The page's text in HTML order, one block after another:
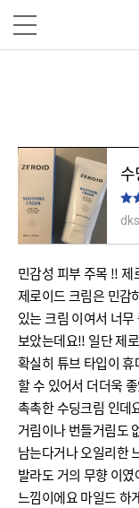
민감성 피부 주목 !!
제로이드 크림은 민감
있는 크림 이여서 너
보았는데요!! 일단 제
확실히 튜브 타입이
할 수 있어서 더더욱
촉촉한 수딩크림 인데
거림이나 번들거림도
남는다거나 오일리한
발라도 거의 무향 이
느낌이에요 마일드 하